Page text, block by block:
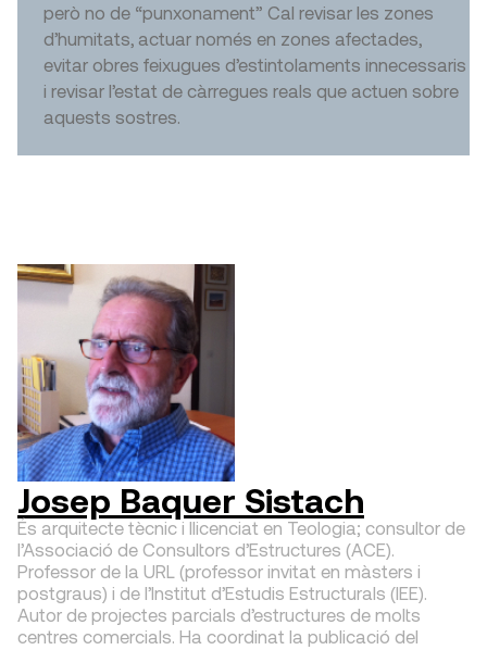
però no de “punxonament” Cal revisar les zones
d’humitats, actuar només en zones afectades,
evitar obres feixugues d’estintolaments innecessaris
i revisar l’estat de càrregues reals que actuen sobre
aquests sostres.
Josep Baquer Sistach
És arquitecte tècnic i llicenciat en Teologia; consultor de
l’Associació de Consultors d’Estructures (ACE).
Professor de la URL (professor invitat en màsters i
postgraus) i de l’Institut d’Estudis Estructurals (IEE).
Autor de projectes parcials d’estructures de molts
centres comercials. Ha coordinat la publicació del